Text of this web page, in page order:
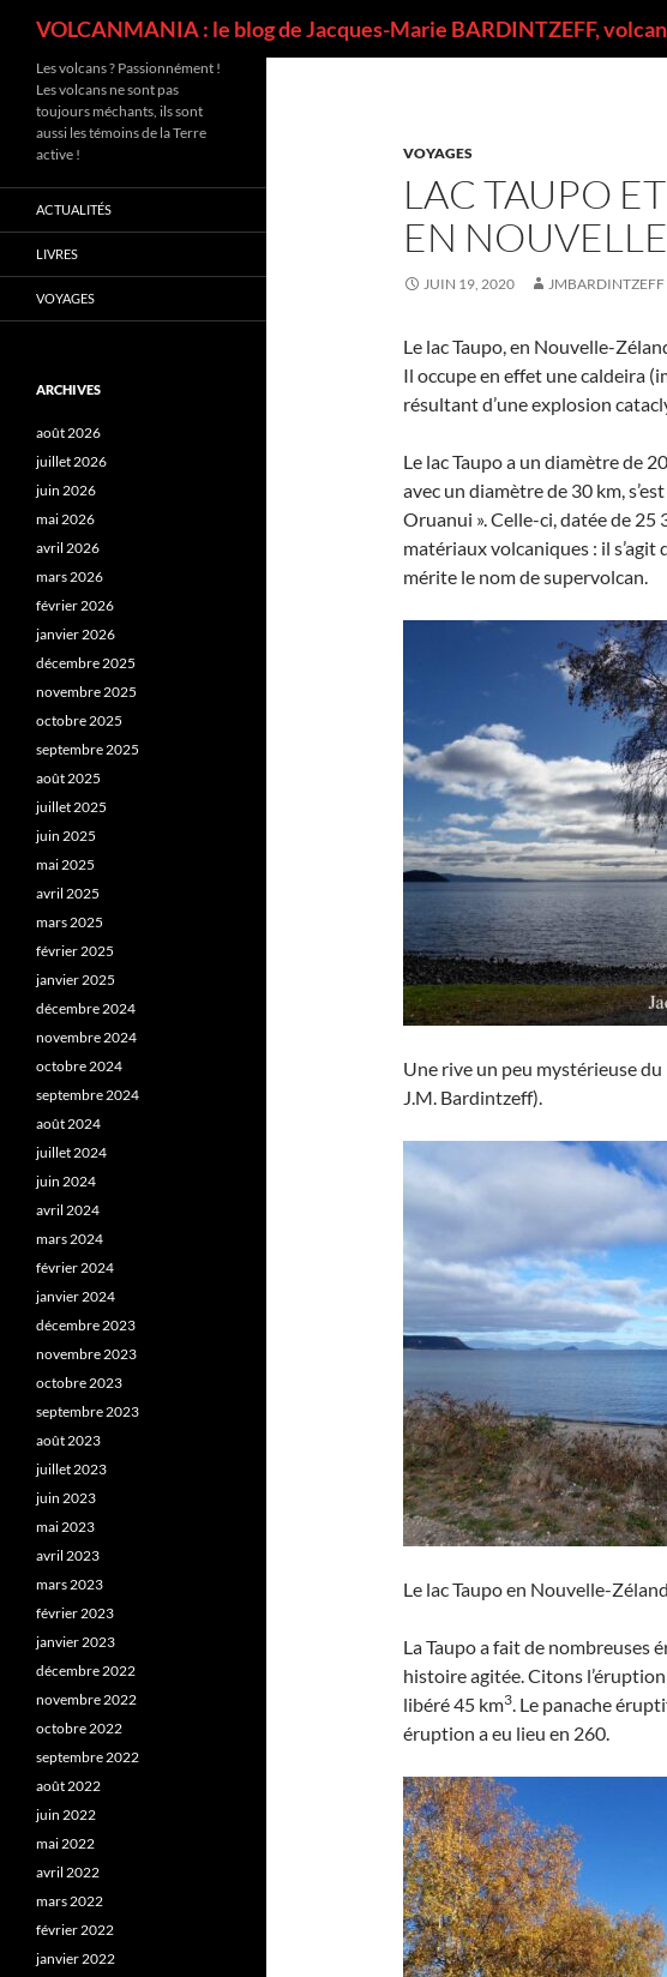
VOLCANMANIA : le blog de Jacques-Marie BARDINTZEFF,
VOYAGES
LAC TAUPO
EN
JUIN 19, 2020 JMBARDINTZEFF
Le lac Taupo, en Nouvelle-
Il occupe en effet une caldeira
résultant d’une explosion
Le lac Taupo a un diamètre de
avec un diamètre de 30 km,
Oruanui ». Celle-ci, datée de 25
matériaux volcaniques : il
mérite le nom de supervolcan.
Une rive un peu mystérieuse
J.M. Bardintzeff).
Le lac Taupo en Nouvelle-
La Taupo a fait de nombreuses
histoire agitée. Citons
libéré 45 km3. Le panache
éruption a eu lieu en 260.
Les volcans ? Passionnément !
Les volcans ne sont pas
toujours méchants, ils sont
aussi les témoins de la Terre
active !
ACTUALITÉS
LIVRES
VOYAGES
ARCHIVES
août 2026
juillet 2026
juin 2026
mai 2026
avril 2026
mars 2026
février 2026
janvier 2026
décembre 2025
novembre 2025
octobre 2025
septembre 2025
août 2025
juillet 2025
juin 2025
mai 2025
avril 2025
mars 2025
février 2025
janvier 2025
décembre 2024
novembre 2024
octobre 2024
septembre 2024
août 2024
juillet 2024
juin 2024
avril 2024
mars 2024
février 2024
janvier 2024
décembre 2023
novembre 2023
octobre 2023
septembre 2023
août 2023
juillet 2023
juin 2023
mai 2023
avril 2023
mars 2023
février 2023
janvier 2023
décembre 2022
novembre 2022
octobre 2022
septembre 2022
août 2022
juin 2022
mai 2022
avril 2022
mars 2022
février 2022
janvier 2022